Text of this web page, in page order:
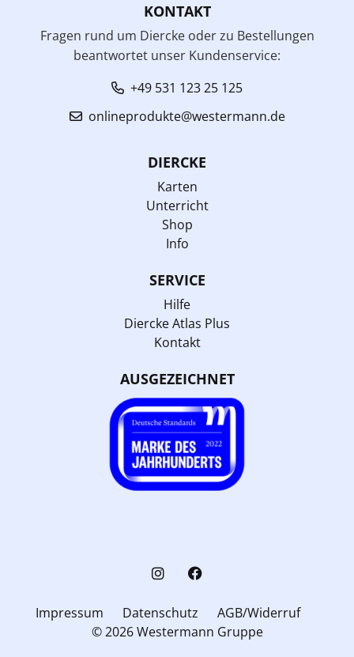
KONTAKT
Fragen rund um Diercke oder zu Bestellungen
beantwortet unser Kundenservice:
+49 531 123 25 125
onlineprodukte@westermann.de
DIERCKE
Karten
Unterricht
Shop
Info
SERVICE
Hilfe
Diercke Atlas Plus
Kontakt
AUSGEZEICHNET
Impressum Datenschutz
AGB/Widerruf
© 2026 Westermann Gruppe